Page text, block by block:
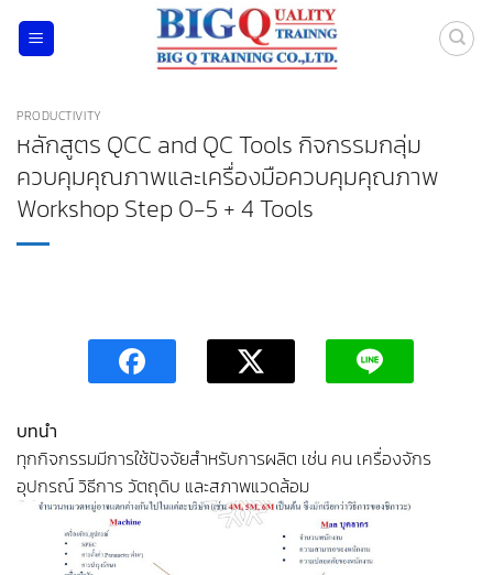
PRODUCTIVITY
หลักสูตร QCC and QC Tools กิจกรรมกลุ่ม
ควบคุมคุณภาพและเครื่องมือควบคุมคุณภาพ
Workshop Step 0-5 + 4 Tools
บทนำ
ทุกกิจกรรมมีการใช้ปัจจัยสำหรับการผลิต เช่น คน เครื่องจักร
อุปกรณ์ วิธีการ วัตถุดิบ และสภาพแวดล้อม